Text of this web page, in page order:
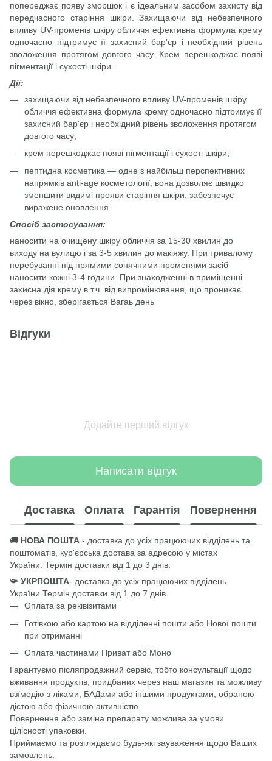
попереджає появу зморшок і є ідеальним засобом захисту від
передчасного старіння шкіри. Захищаючи від небезпечного
впливу UV-променів шкіру обличчя ефективна формула крему
одночасно підтримує її захисний бар'єр і необхідний рівень
зволоження протягом довгого часу. Крем перешкоджає появі
пігментації і сухості шкіри.
Дії:
захищаючи від небезпечного впливу UV-променів шкіру
обличчя ефективна формула крему одночасно підтримує її
захисний бар'єр і необхідний рівень зволоження протягом
довгого часу;
крем перешкоджає появі пігментації і сухості шкіри;
пептидна косметика — одне з найбільш перспективних
напрямків anti-age косметології, вона дозволяє швидко
зменшити видимі прояви старіння шкіри, забезпечує
виражене оновлення
Спосіб застосування:
наносити на очищену шкіру обличчя за 15-30 хвилин до
виходу на вулицю і за 3-5 хвилин до макіяжу. При тривалому
перебуванні під прямими сонячними променями засіб
наносити кожні 3-4 години. При знаходженні в приміщенні
захисна дія крему в т.ч. від випромінювання, що проникає
через вікно, зберігається Вагаь день
Відгуки
Додайте перший відгук
Написати відгук
Доставка Оплата Гарантія Повернення
🚚 НОВА ПОШТА - доставка до усіх працюючих відділень та
поштоматів, кур'єрська достава за адресою у містах
України Термін доставки від 1 до 3 днів.
📯 УКРПОШТА- доставка до усіх працюючих відділень
України Термін доставки від 1 до 7 днів.
Оплата за реківізитами
Готівкою або картою на відділенні пошти або Нової пошти
при отриманні
Оплата частинами Приват або Моно
Гарантуємо післяпродажний сервіс, тобто консультації щодо
вживання продуктів, придбаних через наш магазин та можливу
взїмодію з ліками, БАДами або іншими продуктами, обраною
дієтою або фізичною активністю.
Повернення або заміна препарату можлива за умови
цілісності упаковки.
Приймаємо та розглядаємо будь-які зауваження щодо Ваших
замовлень.